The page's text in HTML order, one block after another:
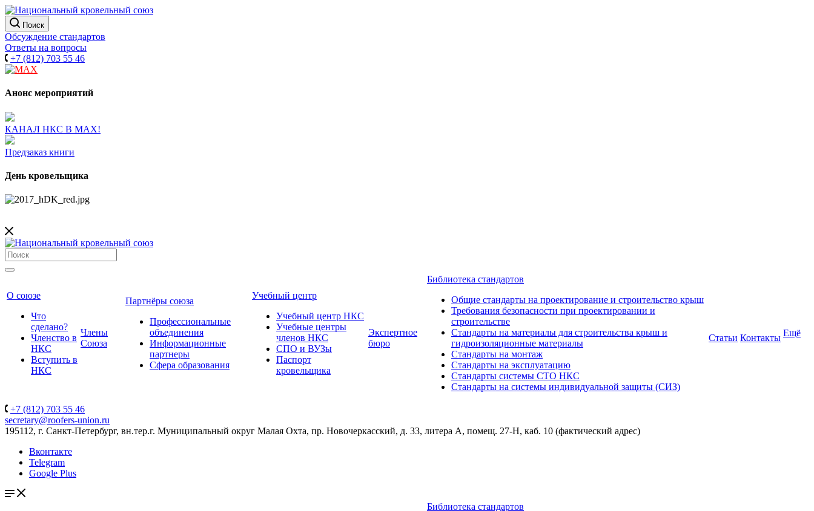
Поиск
Обсуждение стандартов
Ответы на вопросы
+7 (812) 703 55 46
Анонс мероприятий
КАНАЛ НКС В МАХ!
Предзаказ книги
День кровельщика
О союзе
Что
сделано?
Членство в
НКС
Вступить в
НКС
Члены
Союза
Партнёры союза
Профессиональные
объединения
Информационные
партнеры
Сфера образования
Учебный центр
Учебный центр НКС
Учебные центры
членов НКС
СПО и ВУЗы
Паспорт
кровельщика
Экспертное
бюро
Библиотека стандартов
Общие стандарты на проектирование и строительство крыш
Требования безопасности при проектировании и
строительстве
Стандарты на материалы для строительства крыш и
гидроизоляционные материалы
Стандарты на монтаж
Стандарты на эксплуатацию
Стандарты системы СТО НКС
Стандарты на системы индивидуальной защиты (СИЗ)
Статьи Контакты Ещё
+7 (812) 703 55 46
secretary@roofers-union.ru
195112, г. Санкт-Петербург, вн.тер.г. Муниципальный округ Малая Охта, пр. Новочеркасский, д. 33, литера А, помещ. 27-Н, каб. 10 (фактический адрес)
Вконтакте
Telegram
Google Plus
Библиотека стандартов